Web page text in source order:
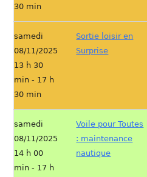
30 min
samedi
08/11/2025
13 h 30
min - 17 h
30 min
Sortie loisir en
Surprise
samedi
08/11/2025
14 h 00
min - 17 h
Voile pour Toutes
: maintenance
nautique